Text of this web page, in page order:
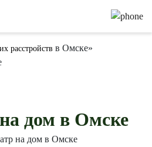
расстройств в Омске»
дом в Омске